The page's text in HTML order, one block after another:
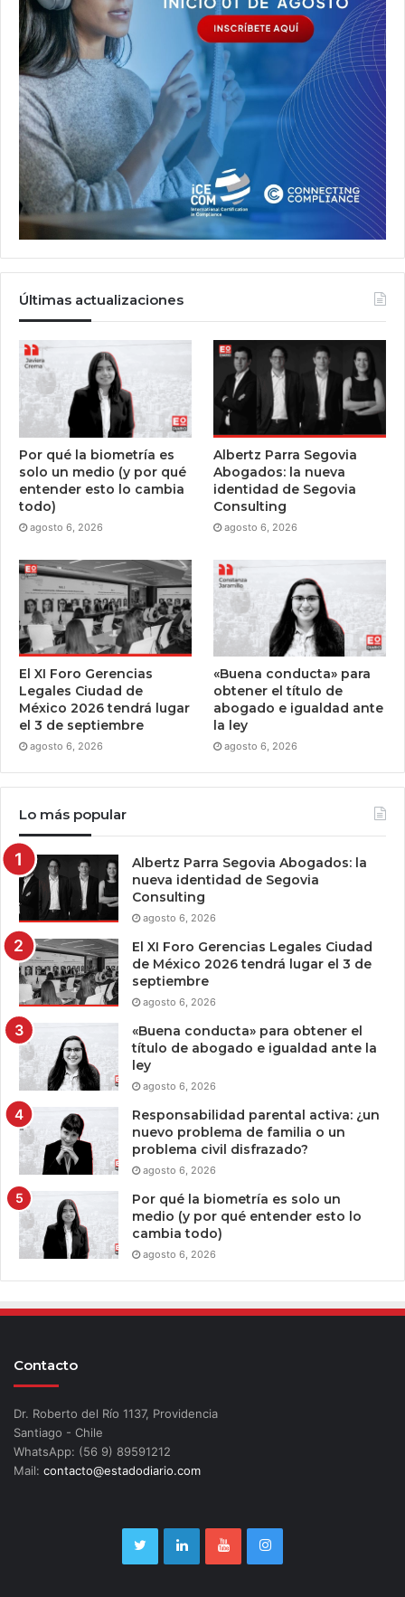
Últimas actualizaciones
Por qué la biometría es
solo un medio (y por qué
entender esto lo cambia
todo)
agosto 6, 2026
Albertz Parra Segovia
Abogados: la nueva
identidad de Segovia
Consulting
agosto 6, 2026
El XI Foro Gerencias
Legales Ciudad de
México 2026 tendrá lugar
el 3 de septiembre
agosto 6, 2026
«Buena conducta» para
obtener el título de
abogado e igualdad ante
la ley
agosto 6, 2026
Lo más popular
Albertz Parra Segovia Abogados: la
nueva identidad de Segovia
Consulting
agosto 6, 2026
El XI Foro Gerencias Legales Ciudad
de México 2026 tendrá lugar el 3 de
septiembre
agosto 6, 2026
«Buena conducta» para obtener el
título de abogado e igualdad ante la
ley
agosto 6, 2026
Responsabilidad parental activa: ¿un
nuevo problema de familia o un
problema civil disfrazado?
agosto 6, 2026
Por qué la biometría es solo un
medio (y por qué entender esto lo
cambia todo)
agosto 6, 2026
Contacto
Dr. Roberto del Río 1137, Providencia
Santiago - Chile
WhatsApp: (56 9) 89591212
Mail: contacto@estadodiario.com